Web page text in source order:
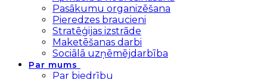
Pasākumu organizēšana
Pieredzes braucieni
Stratēģijas izstrāde
Maketēšanas darbi
Sociālā uzņēmējdarbība
Par mums
Par biedrību